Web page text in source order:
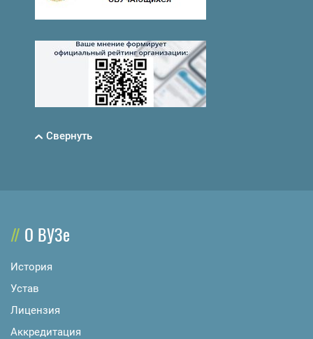
Свернуть
О ВУЗе
История
Устав
Лицензия
Аккредитация